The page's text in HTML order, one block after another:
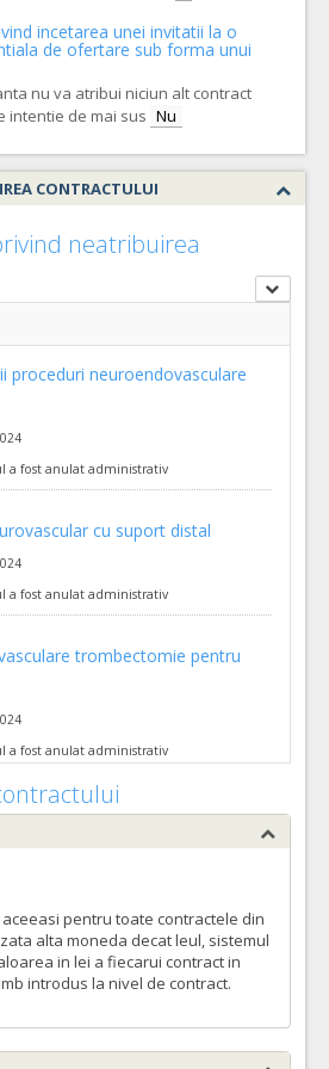
ATRIBUIT
cu injectare fluid-asistata si ace
Cant min si max este specificata in caietul de sarcini, al prezentei documentatii.
pentru angiografie (Rev.2)
pentru stenoza intracraniana
pentru angiografie (Rev.2)
pentru trombectomii de tip A
pentru angiografie (Rev.2)
pentru Anevrisme de tip A
ATRIBUIT
Cant min si max este specificata in caietul de sarcini, al prezentei documentatii
incetarea unei invitatii la o
de ofertare sub forma unui
nu va atribui niciun alt contract
intentie de mai sus Nu
CONTRACTULUI
neatribuirea
proceduri neuroendovasculare
a fost anulat administrativ
cu suport distal
a fost anulat administrativ
trombectomie pentru
a fost anulat administrativ
pentru toate contractele din
alta moneda decat leul, sistemul
in lei a fiecarui contract in
introdus la nivel de contract.